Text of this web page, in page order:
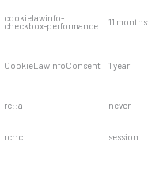
cookielawinfo-
checkbox-performance 11 months
CookieLawInfoConsent 1 year
rc::a never
rc::c session